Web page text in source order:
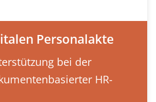
Personalakte
bei der
HR-